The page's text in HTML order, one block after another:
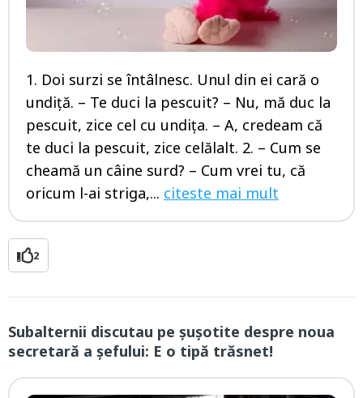
1. Doi surzi se întâlnesc. Unul din ei cară o
undiţă. – Te duci la pescuit? – Nu, mă duc la
pescuit, zice cel cu undiţa. – A, credeam că
te duci la pescuit, zice celălalt. 2. – Cum se
cheamă un câine surd? – Cum vrei tu, că
oricum l-ai striga,... citeste mai mult
2
Subalternii discutau pe şuşotite despre noua
secretară a şefului: E o tipă trăsnet!